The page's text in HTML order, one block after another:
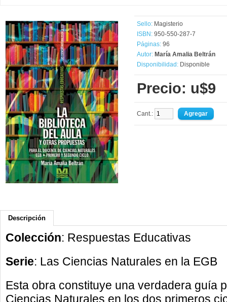
Sello: Magisterio
ISBN: 950-550-287-7
Páginas: 96
Autor: María Amalia Beltrán
Disponibilidad: Disponible
Precio: u$9
Cant.:
Descripción
Colección: Respuestas Educativas
Serie: Las Ciencias Naturales en la EGB
Esta obra constituye una verdadera guía
Ciencias Naturales en los dos primeros